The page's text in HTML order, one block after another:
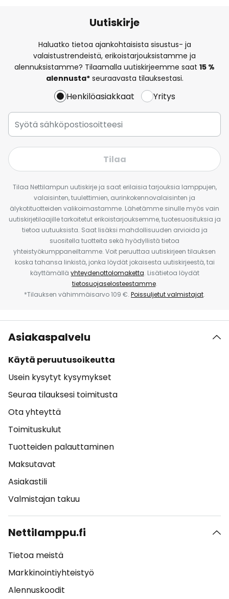
Uutiskirje
Haluatko tietoa ajankohtaisista sisustus- ja
valaistustrendeistä, erikoistarjouksistamme ja
alennuksistamme? Tilaamalla uutiskirjeemme saat 15 %
alennusta*seuraavasta tilauksestasi.
Henkilöasiakkaat Yritys
Tilaa
Tilaa Nettilampun uutiskirje ja saat erilaisia tarjouksia lamppujen,
valaisinten, tuulettimien, aurinkokennovalaisinten ja
älykotituotteiden valikoimastamme. Lähetämme sinulle myös vain
uutiskirjetilaajille tarkoitetut erikoistarjouksemme, tuotesuosituksia ja
tietoa uutuuksista. Saat lisäksi mahdollisuuden arvioida ja
suositella tuotteita sekä hyödyllistä tietoa
yhteistyökumppaneiltamme. Voit peruuttaa uutiskirjeen tilauksen
koska tahansa linkistä, jonka löydät jokaisesta uutiskirjeestä, tai
käyttämällä yhteydenottolomaketta. Lisätietoa löydät
tietosuojaselosteestamme.
*Tilauksen vähimmäisarvo 109 €. Poissuljetut valmistajat.
Asiakaspalvelu
Käytä peruutusoikeutta
Usein kysytyt kysymykset
Seuraa tilauksesi toimitusta
Ota yhteyttä
Toimituskulut
Tuotteiden palauttaminen
Maksutavat
Asiakastili
Valmistajan takuu
Nettilamppu.fi
Tietoa meistä
Markkinointiyhteistyö
Alennuskoodit